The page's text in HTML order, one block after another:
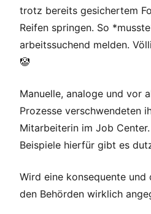
trotz bereits gesichertem
Reifen springen. So
arbeitssuchend melden.
🤡
Manuelle, analoge und vor
Prozesse verschwendeten
Mitarbeiterin im Job Center.
Beispiele hierfür gibt es
Wird eine konsequente
den Behörden wirklich